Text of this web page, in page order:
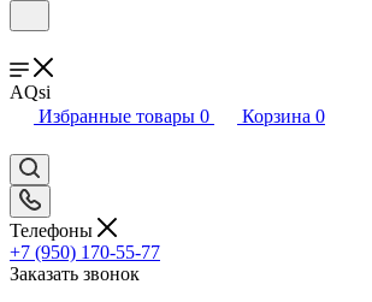
AQsi
Избранные товары 0 Корзина 0
Телефоны
+7 (950) 170-55-77
Заказать звонок